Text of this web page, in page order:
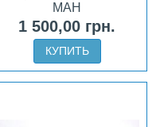
МАН
1 500,00 грн.
КУПИТЬ